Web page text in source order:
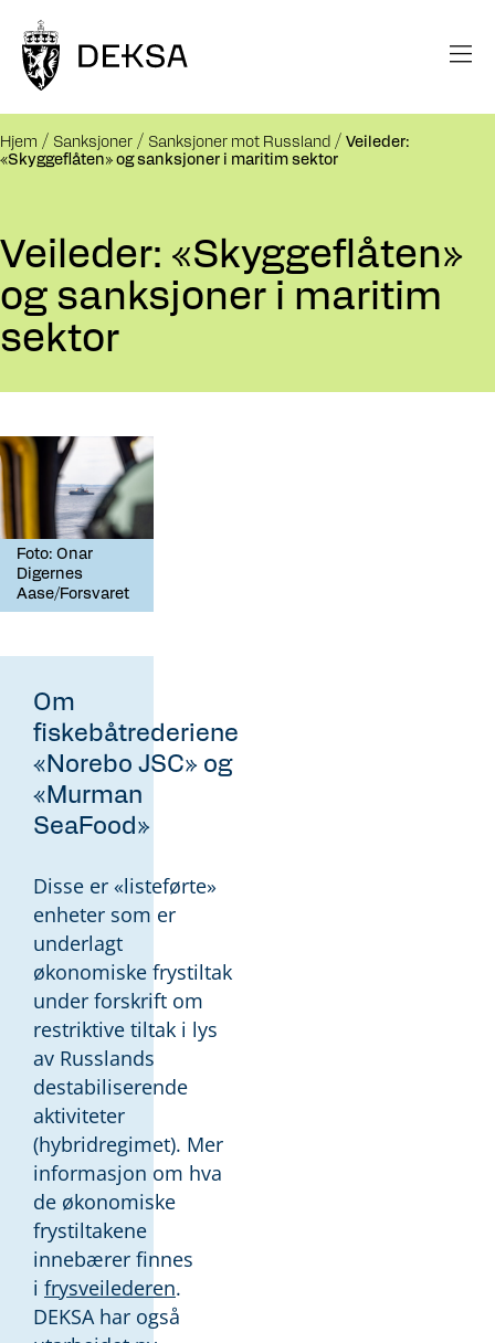
Hjem Sanksjoner Sanksjoner mot Russland
Veileder:
«Skyggeflåten» og sanksjoner i maritim sektor
Veileder: «Skyggeflåten»
og sanksjoner i maritim
sektor
Foto: Onar
Digernes
Aase/Forsvaret
Om
fiskebåtrederiene
«Norebo JSC» og
«Murman
SeaFood»
Disse er «listeførte»
enheter som er
underlagt
økonomiske frystiltak
under forskrift om
restriktive tiltak i lys
av Russlands
destabiliserende
aktiviteter
(hybridregimet). Mer
informasjon om hva
de økonomiske
frystiltakene
innebærer finnes
i frysveilederen.
DEKSA har også